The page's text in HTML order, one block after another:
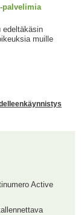
palvelimia
edeltäkäsin
muille
Active